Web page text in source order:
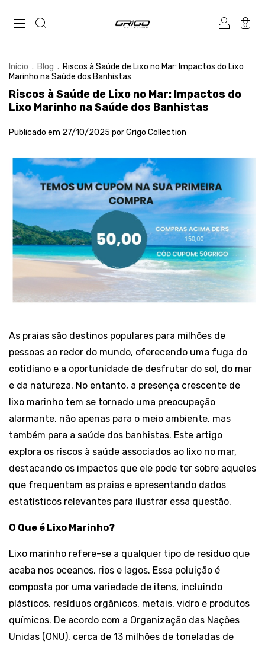
0
Início . Blog . Riscos à Saúde de Lixo no Mar: Impactos do Lixo
Marinho na Saúde dos Banhistas
Riscos à Saúde de Lixo no Mar: Impactos do
Lixo Marinho na Saúde dos Banhistas
Publicado em 27/10/2025 por Grigo Collection
As praias são destinos populares para milhões de
pessoas ao redor do mundo, oferecendo uma fuga do
cotidiano e a oportunidade de desfrutar do sol, do mar
e da natureza. No entanto, a presença crescente de
lixo marinho tem se tornado uma preocupação
alarmante, não apenas para o meio ambiente, mas
também para a saúde dos banhistas. Este artigo
explora os riscos à saúde associados ao lixo no mar,
destacando os impactos que ele pode ter sobre aqueles
que frequentam as praias e apresentando dados
estatísticos relevantes para ilustrar essa questão.
O Que é Lixo Marinho?
Lixo marinho refere-se a qualquer tipo de resíduo que
acaba nos oceanos, rios e lagos. Essa poluição é
composta por uma variedade de itens, incluindo
plásticos, resíduos orgânicos, metais, vidro e produtos
químicos. De acordo com a Organização das Nações
Unidas (ONU), cerca de 13 milhões de toneladas de